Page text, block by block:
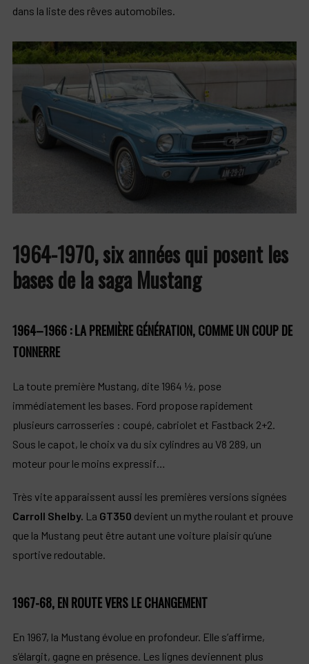
dans la liste des rêves automobiles.
1964-1970, six années qui posent les
bases de la saga Mustang
1964–1966 : LA PREMIÈRE GÉNÉRATION, COMME UN COUP DE
TONNERRE
La toute première Mustang, dite 1964 ½, pose
immédiatement les bases. Ford propose rapidement
plusieurs carrosseries : coupé, cabriolet et Fastback 2+2.
Sous le capot, le choix va du six cylindres au V8 289, un
moteur pour le moins expressif…
Très vite apparaissent aussi les premières versions signées
Carroll Shelby. La GT350 devient un mythe roulant et prouve
que la Mustang peut être autant une voiture plaisir qu’une
sportive redoutable.
1967-68, EN ROUTE VERS LE CHANGEMENT
En 1967, la Mustang évolue en profondeur. Elle s’affirme,
s’élargit, gagne en présence. Les lignes deviennent plus